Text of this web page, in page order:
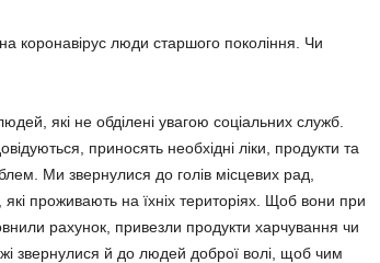
коронавірус люди старшого покоління. Чи
які не обділені увагою соціальних служб.
приносять необхідні ліки, продукти та
Ми звернулися до голів місцевих рад,
проживають на їхніх територіях. Щоб вони при
рахунок, привезли продукти харчування чи
звернулися й до людей доброї волі, щоб чим